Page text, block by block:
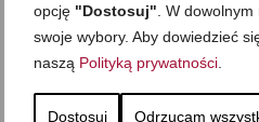
opcję "Dostosuj" . W
swoje wybory. Aby dowiedzieć
naszą Polityką prywatności
Dostosuj Odrzucam